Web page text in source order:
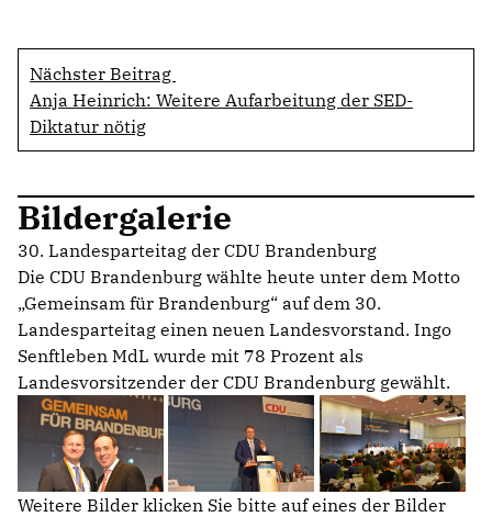
Nächster Beitrag
Anja Heinrich: Weitere Aufarbeitung der SED-
Diktatur nötig
Bildergalerie
30. Landesparteitag der CDU Brandenburg
Die CDU Brandenburg wählte heute unter dem Motto
Gemeinsam für Brandenburg“ auf dem 30.
Landesparteitag einen neuen Landesvorstand. Ingo
Senftleben MdL wurde mit 78 Prozent als
Landesvorsitzender der CDU Brandenburg gewählt.
Weitere Bilder klicken Sie bitte auf eines der Bilder